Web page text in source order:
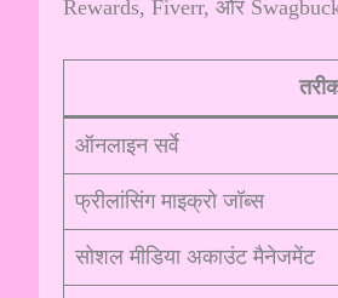
Rewards, Fiverr, और
ऑनलाइन सर्वे
फ्रीलांसिंग माइक्रो जॉब्स
सोशल मीडिया अकाउंट मैनेजमेंट